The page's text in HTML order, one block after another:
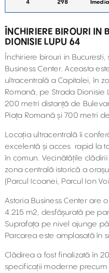
4 298
ÎNCHIRIERE BIROURI IN
DIONISIE LUPU 64
Închiriere birouri in
Business Center. Aceasta
ultracentrală a Capitalei, în
Romană, pe Strada Dionisie
200 metri distanță de
Piața Romană și 700 metri
Locația ultracentrală îi
excelentă și acces rapid la
în comun. Vecinătățile
zona centrală istorică a
(Parcul Icoanei, Parcul Ion
Astoria Business Center are
4.215 m2, desfășurată pe
Suprafața pe nivel ajunge
Parcarea este amplasată în
Clădirea a fost finalizată în
specificații moderne precum